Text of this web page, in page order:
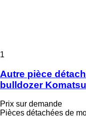
1
Autre pièce
bulldozer
Prix sur demande
Pièces détachées de